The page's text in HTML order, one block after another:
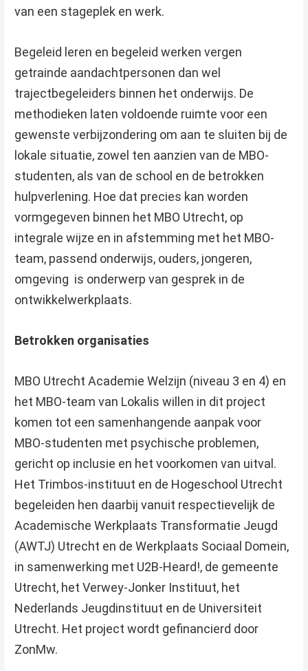
van een stageplek en werk.
Begeleid leren en begeleid werken vergen
getrainde aandachtpersonen dan wel
trajectbegeleiders binnen het onderwijs. De
methodieken laten voldoende ruimte voor een
gewenste verbijzondering om aan te sluiten bij de
lokale situatie, zowel ten aanzien van de MBO-
studenten, als van de school en de betrokken
hulpverlening. Hoe dat precies kan worden
vormgegeven binnen het MBO Utrecht, op
integrale wijze en in afstemming met het MBO-
team, passend onderwijs, ouders, jongeren,
omgeving is onderwerp van gesprek in de
ontwikkelwerkplaats.
Betrokken organisaties
MBO Utrecht Academie Welzijn (niveau 3 en 4) en
het MBO-team van Lokalis willen in dit project
komen tot een samenhangende aanpak voor
MBO-studenten met psychische problemen,
gericht op inclusie en het voorkomen van uitval.
Het Trimbos-instituut en de Hogeschool Utrecht
begeleiden hen daarbij vanuit respectievelijk de
Academische Werkplaats Transformatie Jeugd
(AWTJ) Utrecht en de Werkplaats Sociaal Domein,
in samenwerking met U2B-Heard!, de gemeente
Utrecht, het Verwey-Jonker Instituut, het
Nederlands Jeugdinstituut en de Universiteit
Utrecht. Het project wordt gefinancierd door
ZonMw.